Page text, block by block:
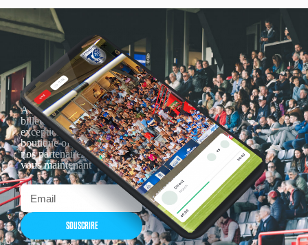
Actualités, nouveautés,
billetterie, remises
exceptionnelles dans la
boutique officielles & chez
nos partenaires… Inscrivez-
vous maintenant
SOUSCRIRE